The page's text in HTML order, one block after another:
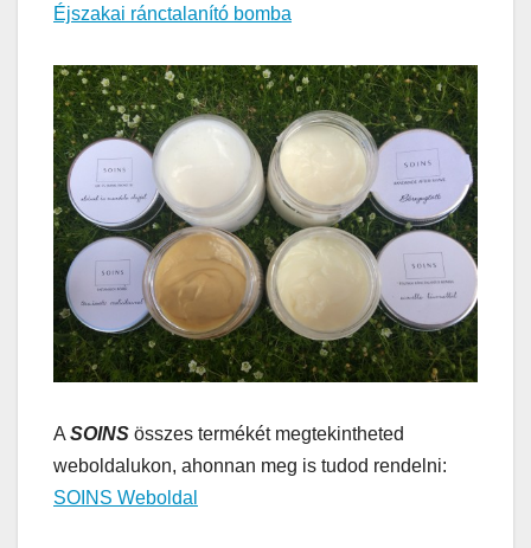
Éjszakai ránctalanító bomba
A SOINS összes termékét megtekintheted
weboldalukon, ahonnan meg is tudod rendelni:
SOINS Weboldal